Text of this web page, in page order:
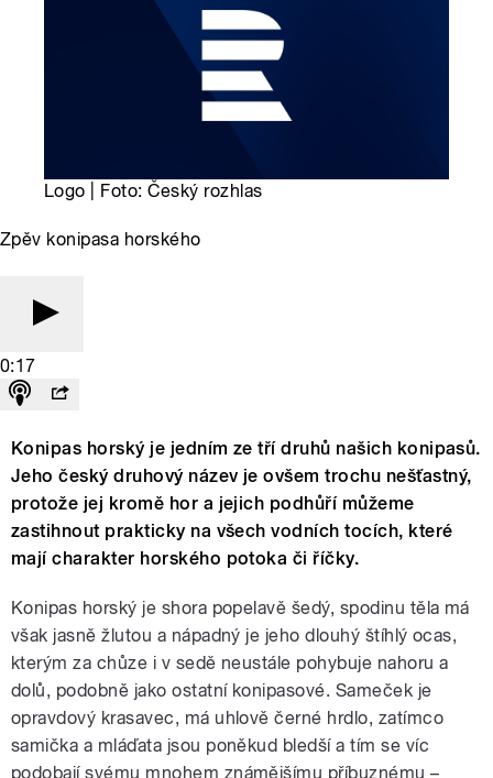
Logo | Foto: Český rozhlas
Zpěv konipasa horského
0:17
Konipas horský je jedním ze tří druhů našich konipasů.
Jeho český druhový název je ovšem trochu nešťastný,
protože jej kromě hor a jejich podhůří můžeme
zastihnout prakticky na všech vodních tocích, které
mají charakter horského potoka či říčky.
Konipas horský je shora popelavě šedý, spodinu těla má
však jasně žlutou a nápadný je jeho dlouhý štíhlý ocas,
kterým za chůze i v sedě neustále pohybuje nahoru a
dolů, podobně jako ostatní konipasové. Sameček je
opravdový krasavec, má uhlově černé hrdlo, zatímco
samička a mláďata jsou poněkud bledší a tím se víc
podobají svému mnohem známějšímu příbuznému –